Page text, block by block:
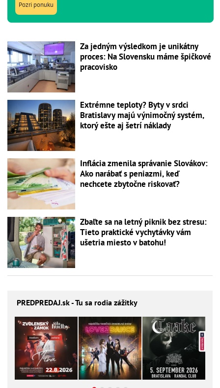
Pozri ponuku
Za jedným výsledkom je unikátny
proces: Na Slovensku máme špičkové
pracovisko
Extrémne teploty? Byty v srdci
Bratislavy majú výnimočný systém,
ktorý ešte aj šetrí náklady
Inflácia zmenila správanie Slovákov:
Ako narábať s peniazmi, keď
nechcete zbytočne riskovať?
Zbaľte sa na letný piknik bez stresu:
Tieto praktické vychytávky vám
ušetria miesto v batohu!
PREDPREDAJ.sk - Tu sa rodia zážitky